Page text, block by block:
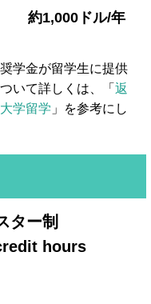
約1,000ドル/年
学金が留学生に提供
いて詳しくは、「返
学留学 」を参考にし
ター制
hours